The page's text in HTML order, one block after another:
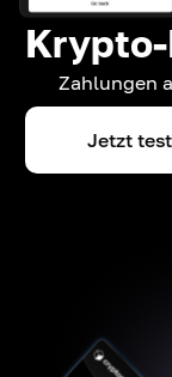
Zahlungen
Jetzt